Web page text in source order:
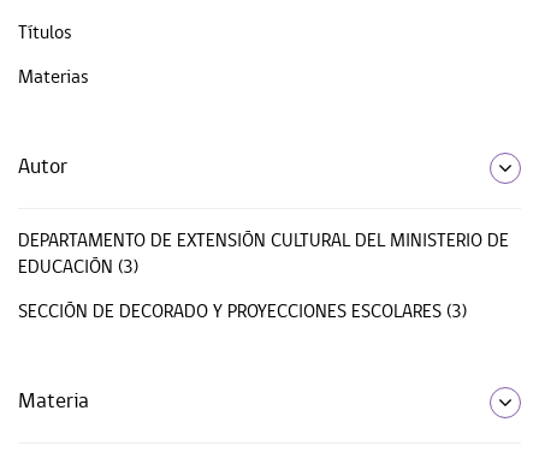
Títulos
Materias
Autor
DEPARTAMENTO DE EXTENSIÓN CULTURAL DEL MINISTERIO DE
EDUCACIÓN (3)
SECCIÓN DE DECORADO Y PROYECCIONES ESCOLARES (3)
Materia